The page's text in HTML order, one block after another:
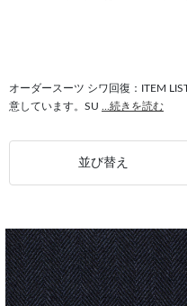
#オーダースーツ ノー
#シワ回復 RELAX TAPERED #シ
#タックあり シワ回復 #シワ
オーダースーツ シワ回復：ITEM
意しています。SU
...続きを読む
並び替え